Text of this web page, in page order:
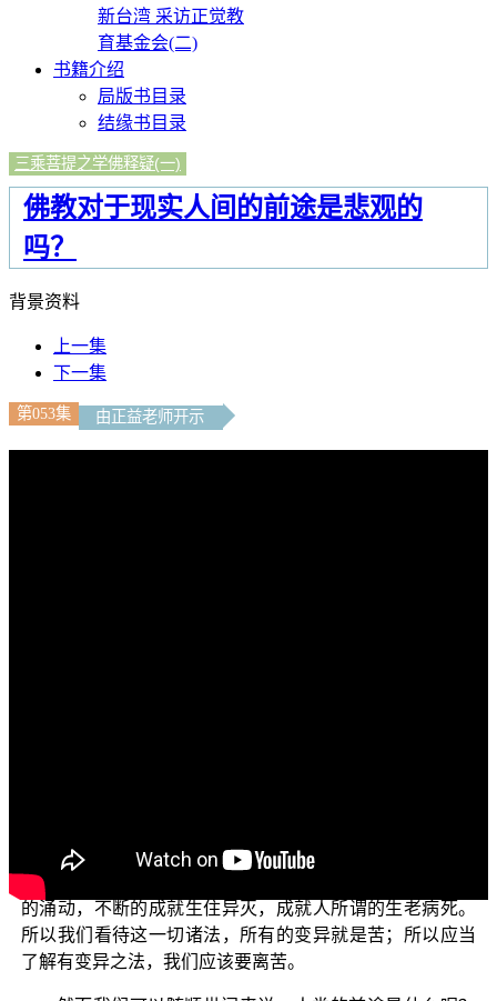
新台湾 采访正觉教
育基金会(二)
书籍介绍
局版书目录
结缘书目录
三乘菩提之学佛释疑(一)
佛教对于现实人间的前途是悲观的
吗？
背景资料
上一集
下一集
第053集 由正益老师开示
法到底是什么呢？现在的法，世间一切法念念不住，每个
刹那之间并没有办法停下来，它一切都是在变异中，不断
的涌动，不断的成就生住异灭，成就人所谓的生老病死。
所以我们看待这一切诸法，所有的变异就是苦；所以应当
了解有变异之法，我们应该要离苦。